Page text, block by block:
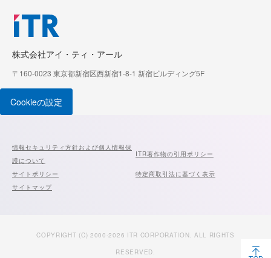
株式会社アイ・ティ・アール
〒160-0023 東京都新宿区西新宿1-8-1 新宿ビルディング5F
Cookieの設定
情報セキュリティ方針および個人情報保
護について
ITR著作物の引用ポリシー
サイトポリシー
特定商取引法に基づく表示
サイトマップ
COPYRIGHT (C) 2000-2026 ITR CORPORATION. ALL RIGHTS
RESERVED.